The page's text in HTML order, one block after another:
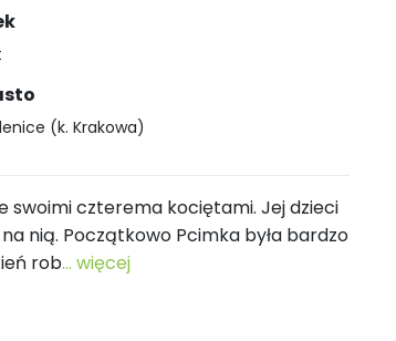
(k. Krakowa)
swoimi czterema kociętami. Jej dzieci
nią. Początkowo Pcimka była bardzo
rob... więcej